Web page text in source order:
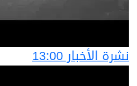
نشرة الأخبار 13:00